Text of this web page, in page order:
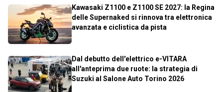
Kawasaki Z1100 e Z1100 SE 2027: la Regina
delle Supernaked si rinnova tra elettronica
avanzata e ciclistica da pista
Dal debutto dell'elettrico e-VITARA
all'anteprima due ruote: la strategia di
Suzuki al Salone Auto Torino 2026